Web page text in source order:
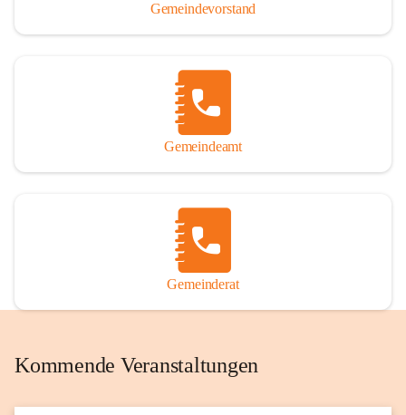
Gemeindevorstand
Gemeindeamt
Gemeinderat
Kommende Veranstaltungen